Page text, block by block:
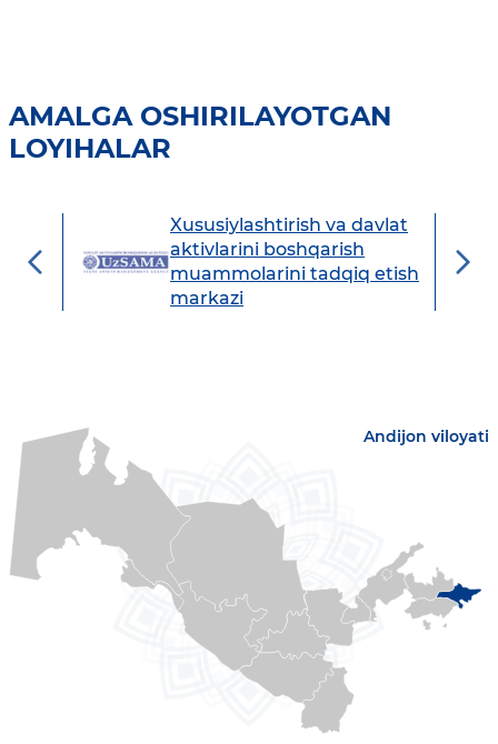
AMALGA OSHIRILAYOTGAN
LOYIHALAR
Xususiylashtirish va davlat
aktivlarini boshqarish
muammolarini tadqiq etish
markazi
Andijon viloyati